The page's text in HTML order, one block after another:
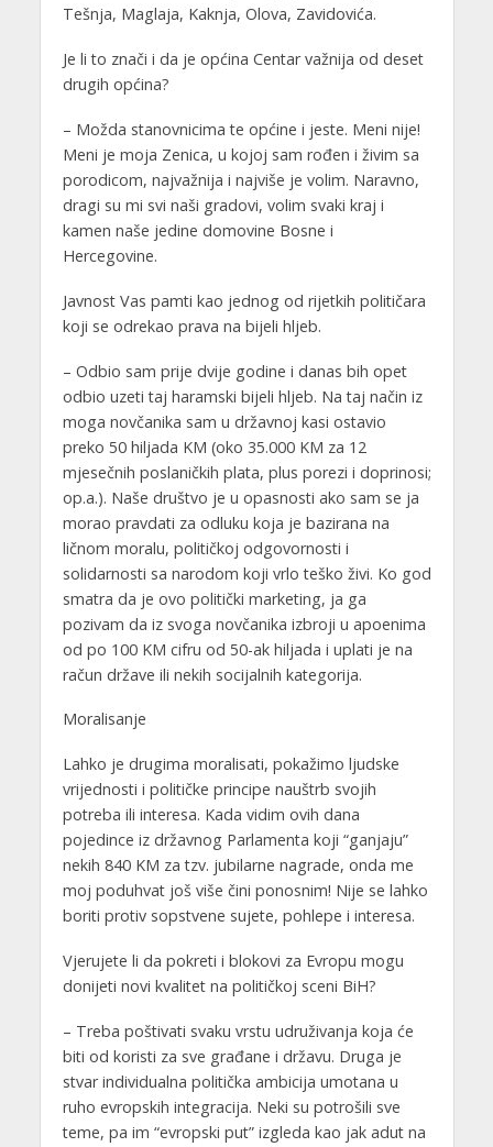
Tešnja, Maglaja, Kaknja, Olova, Zavidovića.
Je li to znači i da je općina Centar važnija od deset
drugih općina?
– Možda stanovnicima te općine i jeste. Meni nije!
Meni je moja Zenica, u kojoj sam rođen i živim sa
porodicom, najvažnija i najviše je volim. Naravno,
dragi su mi svi naši gradovi, volim svaki kraj i
kamen naše jedine domovine Bosne i
Hercegovine.
Javnost Vas pamti kao jednog od rijetkih političara
koji se odrekao prava na bijeli hljeb.
– Odbio sam prije dvije godine i danas bih opet
odbio uzeti taj haramski bijeli hljeb. Na taj način iz
moga novčanika sam u državnoj kasi ostavio
preko 50 hiljada KM (oko 35.000 KM za 12
mjesečnih poslaničkih plata, plus porezi i doprinosi;
op.a.). Naše društvo je u opasnosti ako sam se ja
morao pravdati za odluku koja je bazirana na
ličnom moralu, političkoj odgovornosti i
solidarnosti sa narodom koji vrlo teško živi. Ko god
smatra da je ovo politički marketing, ja ga
pozivam da iz svoga novčanika izbroji u apoenima
od po 100 KM cifru od 50-ak hiljada i uplati je na
račun države ili nekih socijalnih kategorija.
Moralisanje
Lahko je drugima moralisati, pokažimo ljudske
vrijednosti i političke principe nauštrb svojih
potreba ili interesa. Kada vidim ovih dana
pojedince iz državnog Parlamenta koji “ganjaju”
nekih 840 KM za tzv. jubilarne nagrade, onda me
moj poduhvat još više čini ponosnim! Nije se lahko
boriti protiv sopstvene sujete, pohlepe i interesa.
Vjerujete li da pokreti i blokovi za Evropu mogu
donijeti novi kvalitet na političkoj sceni BiH?
– Treba poštivati svaku vrstu udruživanja koja će
biti od koristi za sve građane i državu. Druga je
stvar individualna politička ambicija umotana u
ruho evropskih integracija. Neki su potrošili sve
teme, pa im “evropski put” izgleda kao jak adut na